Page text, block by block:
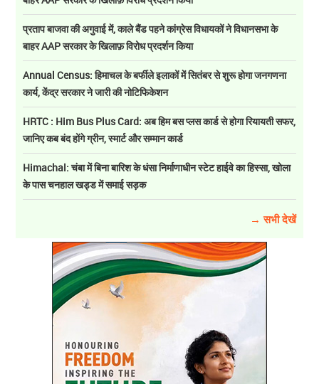
प्रताप बाजवा की अगुवाई में, काले बैंड पहने कांग्रेस विधायकों ने विधानसभा के
बाहर AAP सरकार के खिलाफ़ विरोध प्रदर्शन किया
Annual Census: हिमाचल के बर्फीले इलाकों में सितंबर से शुरू होगा जनगणना
कार्य, केंद्र सरकार ने जारी की नोटिफिकेशन
HRTC : Him Bus Plus Card: अब हिम बस प्लस कार्ड से होगा रियायती सफर,
जानिए कब बंद होंगे ग्रीन, स्मार्ट और सम्मान कार्ड
Himachal: चंबा में बिना बारिश के धंसा निर्माणाधीन स्टेट हाईवे का हिस्सा, खोला
के पास चनहाल खड्ड में समाई सड़क
→ सभी देखें